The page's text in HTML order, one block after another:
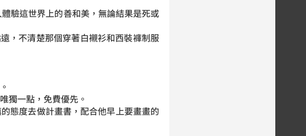
驗這世界上的善和美，無論結果是死或
，不清楚那個穿著白襯衫和西裝褲制服
獨一點，免費優先。
態度去做計畫書，配合他早上要畫畫的